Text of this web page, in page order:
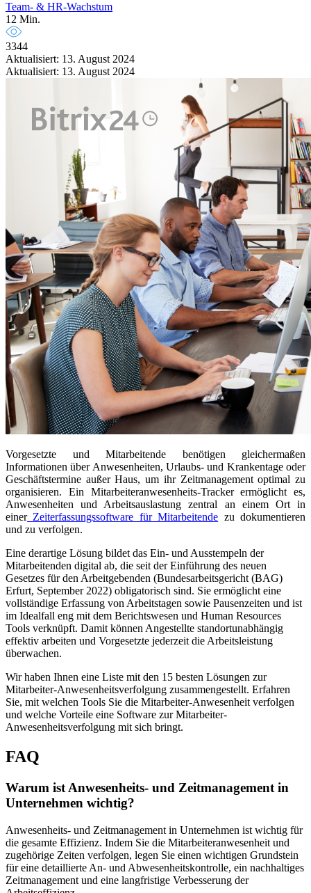
Team- & HR-Wachstum
12 Min.
3344
Aktualisiert: 13. August 2024
Aktualisiert: 13. August 2024
Vorgesetzte und Mitarbeitende benötigen gleichermaßen
Informationen über Anwesenheiten, Urlaubs- und Krankentage oder
Geschäftstermine außer Haus, um ihr Zeitmanagement optimal zu
organisieren. Ein Mitarbeiteranwesenheits-Tracker ermöglicht es,
Anwesenheiten und Arbeitsauslastung zentral an einem Ort in
einerZeiterfassungssoftware für Mitarbeitende zu dokumentieren
und zu verfolgen.
Eine derartige Lösung bildet das Ein- und Ausstempeln der
Mitarbeitenden digital ab, die seit der Einführung des neuen
Gesetzes für den Arbeitgebenden (Bundesarbeitsgericht (BAG)
Erfurt, September 2022) obligatorisch sind. Sie ermöglicht eine
vollständige Erfassung von Arbeitstagen sowie Pausenzeiten und ist
im Idealfall eng mit dem Berichtswesen und Human Resources
Tools verknüpft. Damit können Angestellte standortunabhängig
effektiv arbeiten und Vorgesetzte jederzeit die Arbeitsleistung
überwachen.
Wir haben Ihnen eine Liste mit den 15 besten Lösungen zur
Mitarbeiter-Anwesenheitsverfolgung zusammengestellt. Erfahren
Sie, mit welchen Tools Sie die Mitarbeiter-Anwesenheit verfolgen
und welche Vorteile eine Software zur Mitarbeiter-
Anwesenheitsverfolgung mit sich bringt.
FAQ
Warum ist Anwesenheits- und Zeitmanagement in
Unternehmen wichtig?
Anwesenheits- und Zeitmanagement in Unternehmen ist wichtig für
die gesamte Effizienz. Indem Sie die Mitarbeiteranwesenheit und
zugehörige Zeiten verfolgen, legen Sie einen wichtigen Grundstein
für eine detaillierte An- und Abwesenheitskontrolle, ein nachhaltiges
Zeitmanagement und eine langfristige Verbesserung der